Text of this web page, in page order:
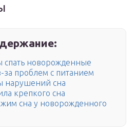
спать новорожденные
за проблем с питанием
нарушений сна
крепкого сна
сна у новорожденного